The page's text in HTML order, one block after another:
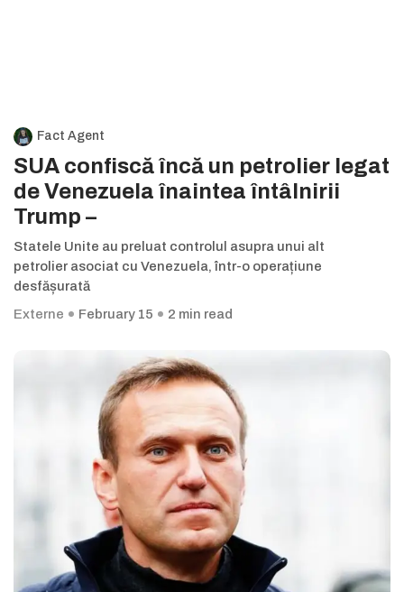
Fact Agent
SUA confiscă încă un petrolier legat
de Venezuela înaintea întâlnirii
Trump –
Statele Unite au preluat controlul asupra unui alt
petrolier asociat cu Venezuela, într-o operațiune
desfășurată
Externe
February 15 2 min read